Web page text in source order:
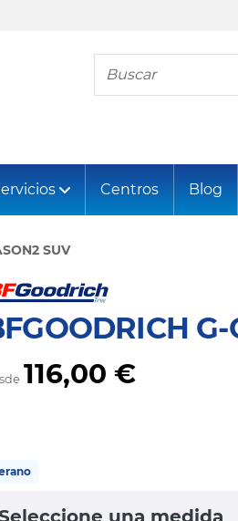
Busca tu
Centros Blog
SUV
116,00 €